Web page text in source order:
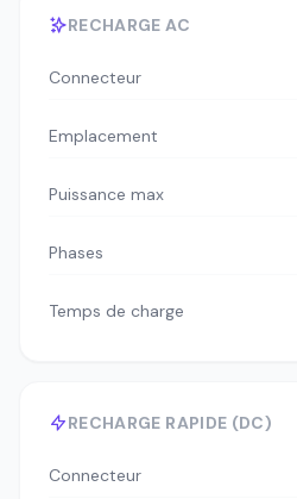
RECHARGE AC
Connecteur
Emplacement
Puissance max
Phases
Temps de charge
RECHARGE RAPIDE (DC)
Connecteur